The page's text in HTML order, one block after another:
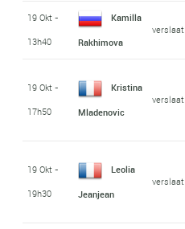
19 Okt -
13h40
Kamilla
Rakhimova
verslaat
19 Okt -
17h50
Kristina
Mladenovic
verslaat
19 Okt -
19h30
Leolia
Jeanjean
verslaat